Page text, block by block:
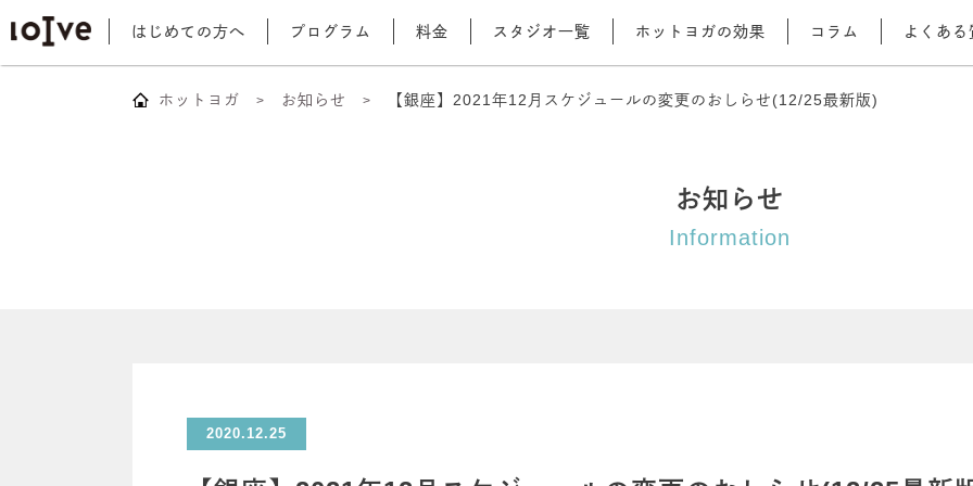
はじめての方へ プログラム 料金 スタジオ一覧 ホットヨガの効果 コラム よくある
ホットヨガ お知らせ 【銀座】2021年12月スケジュールの変更のおしらせ(12/25最新版)
お知らせ
Information
2020.12.25